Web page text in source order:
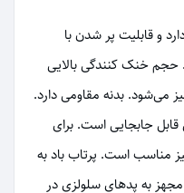
و قابلیت پر شدن با
حجم خنک کنندگی بالایی
می‌شود. بدنه مقاومی دارد.
جابجایی است. برای
مناسب است. پرتاب باد به
به پدهای سلولزی در